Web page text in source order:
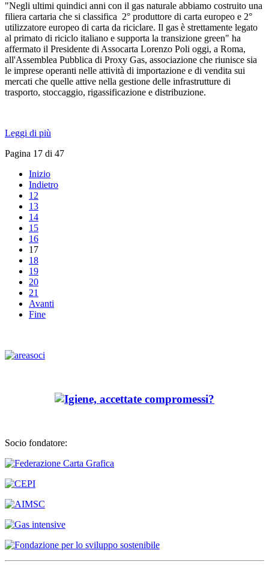
"Negli ultimi quindici anni con il gas naturale abbiamo costruito una
filiera cartaria che si classifica 2° produttore di carta europeo e 2°
utilizzatore europeo di carta da riciclare. Il gas è strettamente legato
al primato di riciclo italiano e supporta la transizione green" ha
affermato il Presidente di Assocarta Lorenzo Poli oggi, a Roma,
all'Assemblea Pubblica di Proxy Gas, associazione che riunisce sia
le imprese operanti nelle attività di importazione e di vendita sui
mercati che quelle attive nella gestione delle infrastrutture di
trasporto, stoccaggio, rigassificazione e distribuzione.
Leggi di più
Pagina 17 di 47
Inizio
Indietro
12
13
14
15
16
17
18
19
20
21
Avanti
Fine
Socio fondatore: